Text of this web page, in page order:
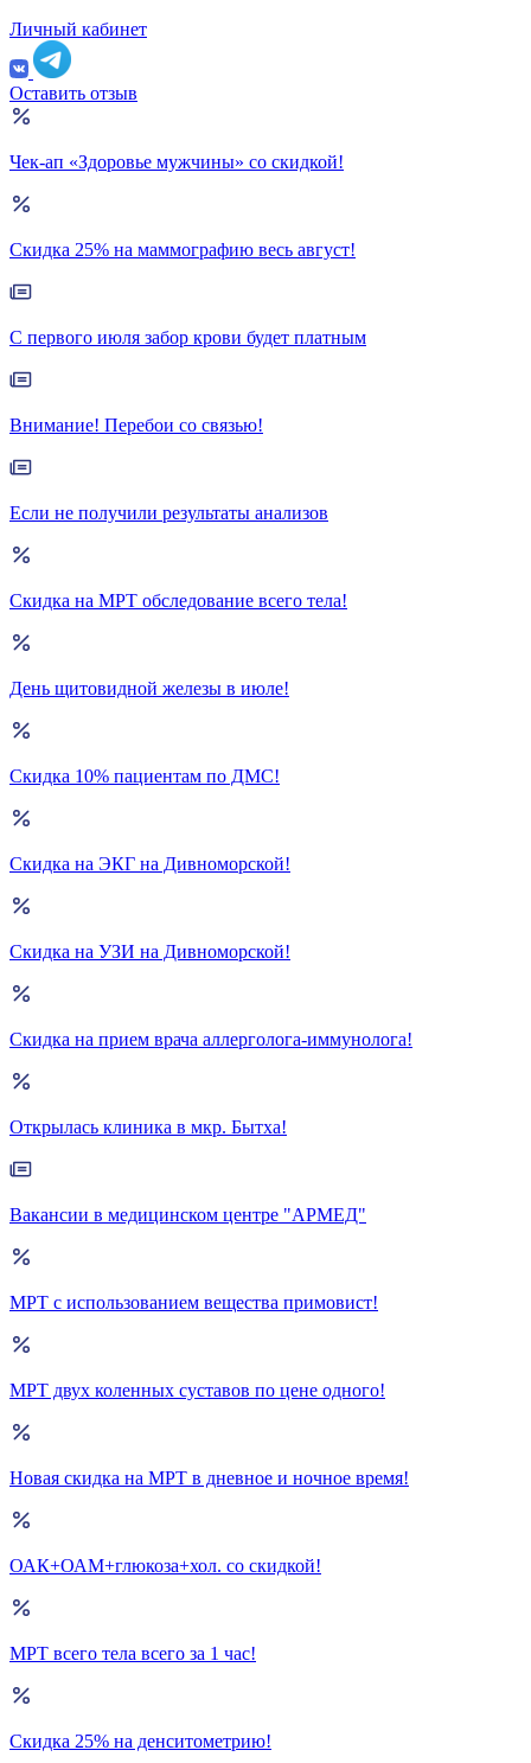
Личный кабинет
Оставить отзыв
Чек-ап «Здоровье мужчины» со скидкой!
Скидка 25% на маммографию весь август!
С первого июля забор крови будет платным
Внимание! Перебои со связью!
Если не получили результаты анализов
Скидка на МРТ обследование всего тела!
День щитовидной железы в июле!
Скидка 10% пациентам по ДМС!
Скидка на ЭКГ на Дивноморской!
Скидка на УЗИ на Дивноморской!
Скидка на прием врача аллерголога-иммунолога!
Открылась клиника в мкр. Бытха!
Вакансии в медицинском центре "АРМЕД"
МРТ с использованием вещества примовист!
МРТ двух коленных суставов по цене одного!
Новая скидка на МРТ в дневное и ночное время!
ОАК+ОАМ+глюкоза+хол. со скидкой!
МРТ всего тела всего за 1 час!
Скидка 25% на денситометрию!